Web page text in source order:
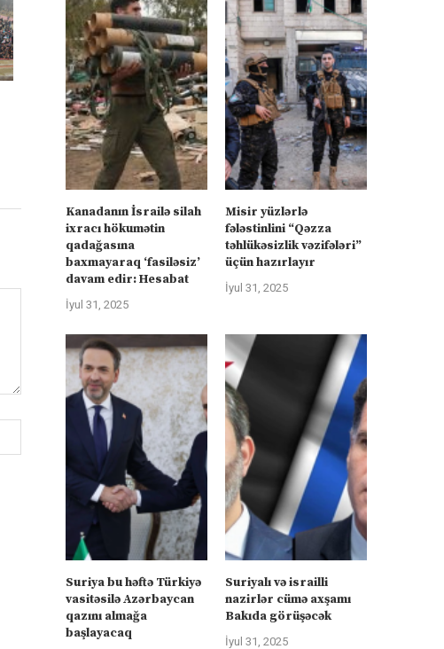
Türkiyə Afrikanın neft və qazına can
atır –...
İyul 4, 2025
Türkiyə Afrikanın neft və
atır –...
İyul 4, 2025
Kanadanın İsrailə silah
ixracı hökumətin
qadağasına
baxmayaraq ‘fasiləsiz’
davam edir: Hesabat
İyul 31, 2025
Misir yüzlərlə
fələstinlini “Qəzza
təhlükəsizlik vəzifələri”
üçün hazırlayır
İyul 31, 2025
Suriya bu həftə Türkiyə
vasitəsilə Azərbaycan
qazını almağa
başlayacaq
Suriyalı və israilli
nazirlər cümə axşamı
Bakıda görüşəcək
İyul 31, 2025